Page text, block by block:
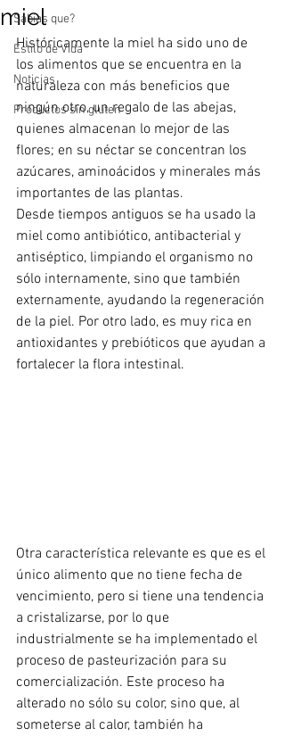
Sabias que?
Estilo de Vida
Noticias
Productos sin gluten
miel
Históricamente la miel ha sido uno de
los alimentos que se encuentra en la
naturaleza con más beneficios que
ningún otro, un regalo de las abejas,
quienes almacenan lo mejor de las
flores; en su néctar se concentran los
azúcares, aminoácidos y minerales más
importantes de las plantas.
Desde tiempos antiguos se ha usado la
miel como antibiótico, antibacterial y
antiséptico, limpiando el organismo no
sólo internamente, sino que también
externamente, ayudando la regeneración
de la piel. Por otro lado, es muy rica en
antioxidantes y prebióticos que ayudan a
fortalecer la flora intestinal.
Otra característica relevante es que es el
único alimento que no tiene fecha de
vencimiento, pero si tiene una tendencia
a cristalizarse, por lo que
industrialmente se ha implementado el
proceso de pasteurización para su
comercialización. Este proceso ha
alterado no sólo su color, sino que, al
someterse al calor, también ha